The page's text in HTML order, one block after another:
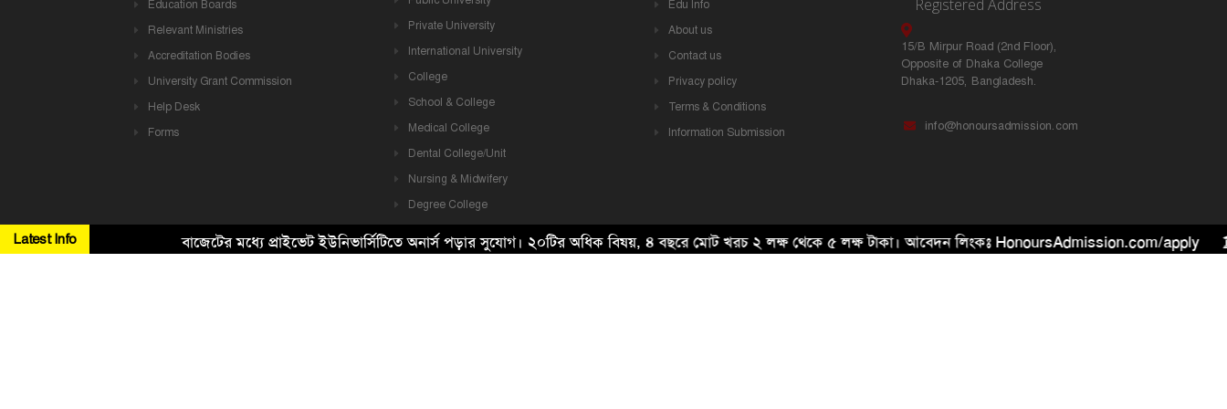
Latest Info বাজেটের মধ্যে প্রাইভেট ইউনিভার্সিটিতে অনার্স পড়ার সুযোগ। ২০টির অধিক বিষয়, ৪ বছরে মোট খরচ ২ লক্ষ থেকে ৫ লক্ষ টাকা। আবেদন লিংকঃ HonoursAdmission.com/apply
Education Boards
Relevant Ministries
Accreditation Bodies
University Grant Commission
Help Desk
Forms
Private University
International University
College
School & College
Medical College
Dental College/Unit
Nursing & Midwifery
Degree College
HSC College
School
Edu Info
About us
Contact us
Privacy policy
Terms & Conditions
Information Submission
Registered Address
15/B Mirpur Road (2nd Floor),
Opposite of Dhaka College
Dhaka-1205, Bangladesh.
info@honoursadmission.com